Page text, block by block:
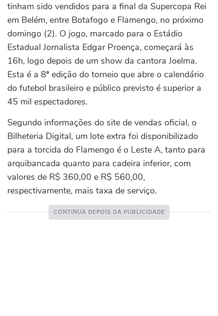
tinham sido vendidos para a final da Supercopa Rei
em Belém, entre Botafogo e Flamengo, no próximo
domingo (2). O jogo, marcado para o Estádio
Estadual Jornalista Edgar Proença, começará às
16h, logo depois de um show da cantora Joelma.
Esta é a 8ª edição do torneio que abre o calendário
do futebol brasileiro e público previsto é superior a
45 mil espectadores.
Segundo informações do site de vendas oficial, o
Bilheteria Digital, um lote extra foi disponibilizado
para a torcida do Flamengo é o Leste A, tanto para
arquibancada quanto para cadeira inferior, com
valores de R$ 360,00 e R$ 560,00,
respectivamente, mais taxa de serviço.